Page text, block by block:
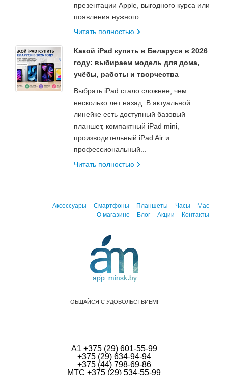
презентации Apple, выгодного курса или
появления нужного...
Читать полностью
Какой iPad купить в Беларуси в 2026
году: выбираем модель для дома,
учёбы, работы и творчества
Выбрать iPad стало сложнее, чем
несколько лет назад. В актуальной
линейке есть доступный базовый
планшет, компактный iPad mini,
производительный iPad Air и
профессиональный...
Читать полностью
Аксессуары Смартфоны Планшеты Часы
Mac
О магазине
Блог Акции Контакты
ОБЩАЙСЯ С УДОВОЛЬСТВИЕМ!
А1 +375 (29) 601-55-99
+375 (29) 634-94-94
+375 (44) 798-69-86
МТС +375 (29) 534-55-99